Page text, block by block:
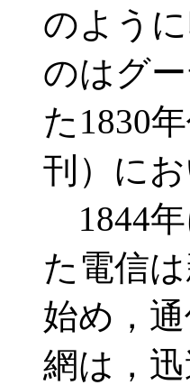
のよう
のはグ
た1830
刊）に
1844年
た電信
始め，
網は，